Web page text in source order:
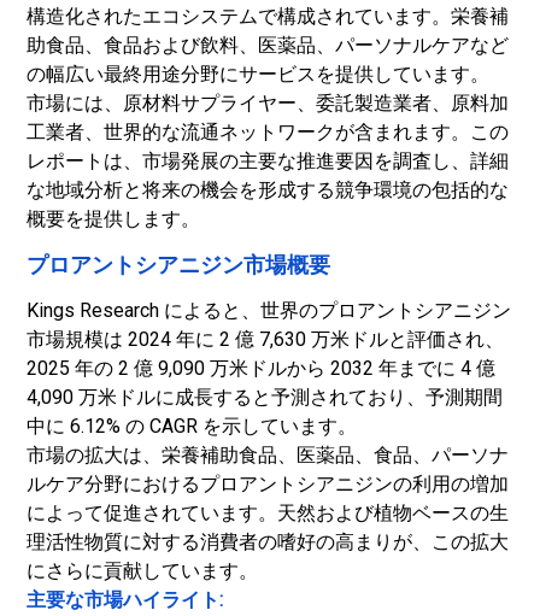
構造化されたエコシステムで構成されています。栄養補
助食品、食品および飲料、医薬品、パーソナルケアなど
の幅広い最終用途分野にサービスを提供しています。
市場には、原材料サプライヤー、委託製造業者、原料加
工業者、世界的な流通ネットワークが含まれます。この
レポートは、市場発展の主要な推進要因を調査し、詳細
な地域分析と将来の機会を形成する競争環境の包括的な
概要を提供します。
プロアントシアニジン市場概要
Kings Research によると、世界のプロアントシアニジン
市場規模は 2024 年に 2 億 7,630 万米ドルと評価され、
2025 年の 2 億 9,090 万米ドルから 2032 年までに 4 億
4,090 万米ドルに成長すると予測されており、予測期間
中に 6.12% の CAGR を示しています。
市場の拡大は、栄養補助食品、医薬品、食品、パーソナ
ルケア分野におけるプロアントシアニジンの利用の増加
によって促進されています。天然および植物ベースの生
理活性物質に対する消費者の嗜好の高まりが、この拡大
にさらに貢献しています。
主要な市場ハイライト: